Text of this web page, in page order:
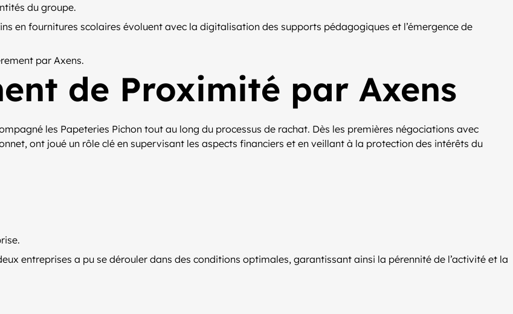
du groupe.
en fournitures scolaires évoluent avec la digitalisation des supports pédagogiques et l’émergence de
par Axens.
de Proximité par Axens
les Papeteries Pichon tout au long du processus de rachat. Dès les premières négociations avec
ont joué un rôle clé en supervisant les aspects financiers et en veillant à la protection des intérêts du
entreprises a pu se dérouler dans des conditions optimales, garantissant ainsi la pérennité de l’activité et la